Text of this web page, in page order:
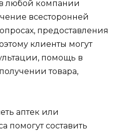
любой компании
всесторонней
предоставления
клиенты могут
помощь в
товара,
аптек или
помогут составить